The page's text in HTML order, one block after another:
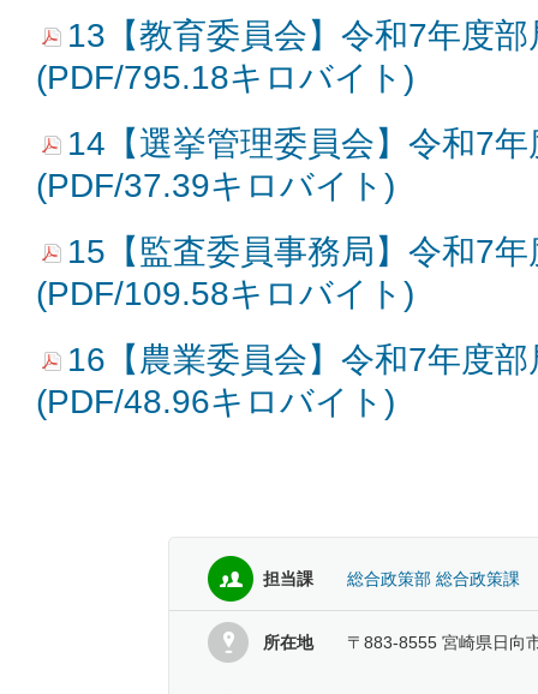
13【教育委員会】令和7年度
(PDF/795.18キロバイト)
14【選挙管理委員会】令和7
(PDF/37.39キロバイト)
15【監査委員事務局】令和7
(PDF/109.58キロバイト)
16【農業委員会】令和7年度
(PDF/48.96キロバイト)
担当課 総合政策部 総合政策課
所在地 〒883-8555 宮崎県日向